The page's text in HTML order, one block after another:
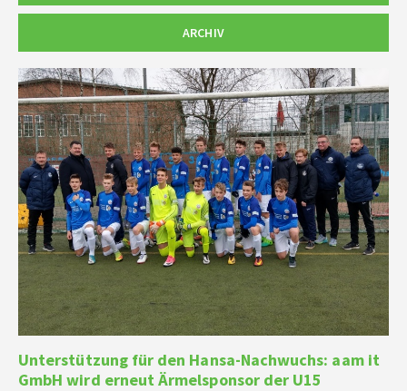
ARCHIV
Unterstützung für den Hansa-Nachwuchs: aam it
GmbH wird erneut Ärmelsponsor der U15